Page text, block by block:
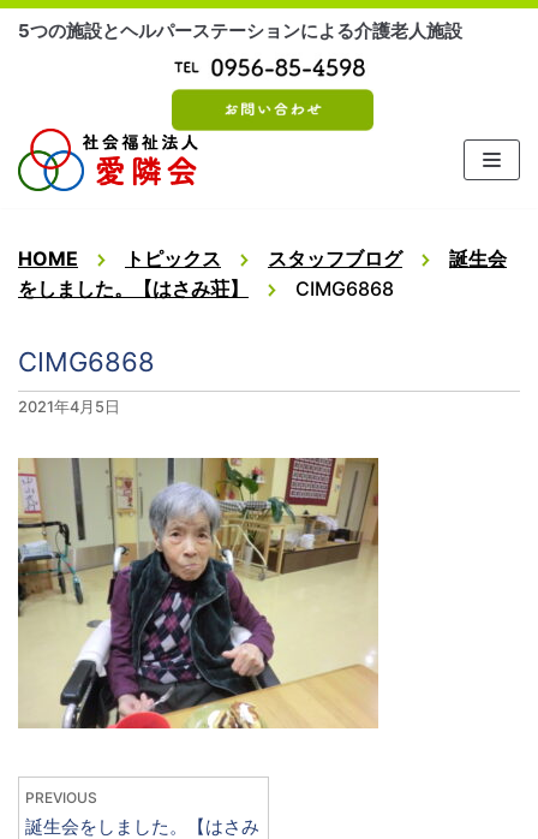
コ
ツ
に
ス
ッ
プ
5つの施設とヘルパーステーションによる介護老人施設
HOME トピックス スタッフブログ
誕生会
をしました。【はさみ荘】
CIMG6868
CIMG6868
2021年4月5日
PREVIOUS
誕生会をしました。【はさみ